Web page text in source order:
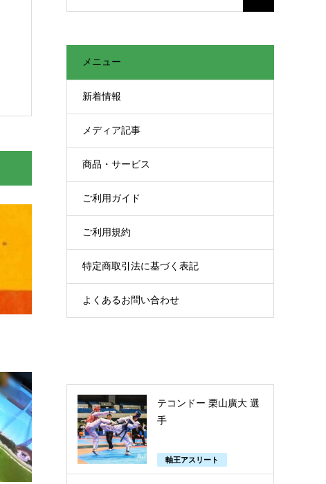
メニュー
新着情報
メディア記事
商品・サービス
ご利用ガイド
ご利用規約
特定商取引法に基づく表記
よくあるお問い合わせ
テコンドー 栗山廣大 選
手
軸王アスリート